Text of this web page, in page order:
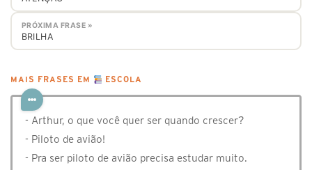
PRÓXIMA FRASE »
BRILHA
MAIS FRASES EM ESCOLA
- Arthur, o que você quer ser quando crescer?⠀
- Piloto de avião!⠀
- Pra ser piloto de avião precisa estudar muito.⠀